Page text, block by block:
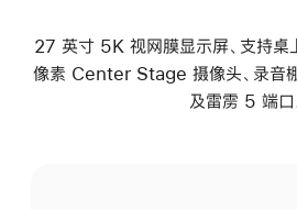
27 英寸 5K 视网膜显示屏、支持
像素 Center Stage 摄像头、录音
及雷雳 5 端口